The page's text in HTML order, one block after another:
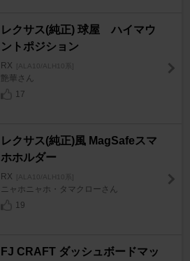
レクサス(純正) 球屋 ハイマウ
ントポジション
RX [ALA10/ALH10系]
艶華さん
17
レクサス(純正)風 MagSafeスマ
ホホルダー
RX [ALA10/ALH10系]
ニャホニャホ・タマクローさん
19
FJ CRAFT ダッシュボードマッ